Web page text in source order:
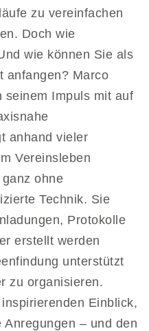
zu vereinfachen
Doch wie
wie können Sie als
anfangen? Marco
seinem Impuls mit auf
anhand vieler
Vereinsleben
ohne
Technik. Sie
Protokolle
erstellt werden
unterstützt
zu organisieren.
Einblick,
– und den